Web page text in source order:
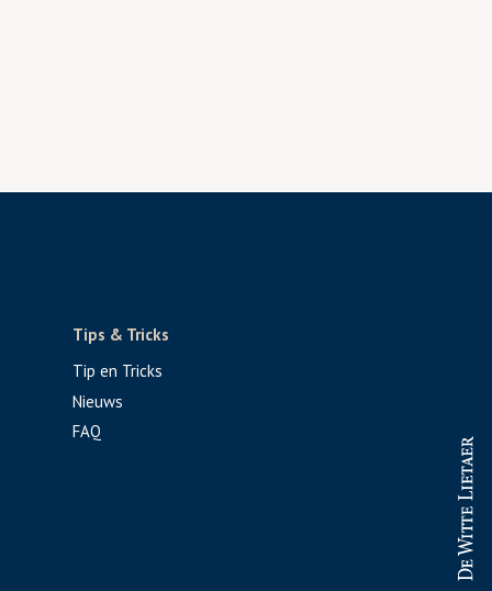
Tips & Tricks
Tip en Tricks
Nieuws
FAQ